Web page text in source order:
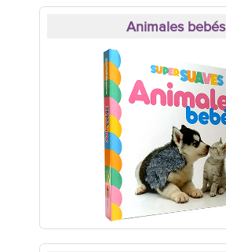
Animales bebés